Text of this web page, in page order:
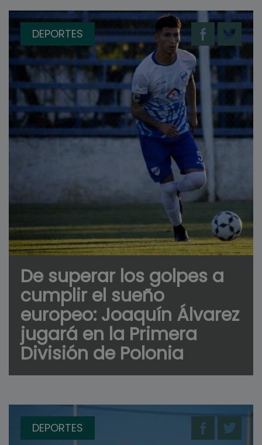
DEPORTES
De superar los golpes a
cumplir el sueño
europeo: Joaquín Álvarez
jugará en la Primera
División de Polonia
DEPORTES